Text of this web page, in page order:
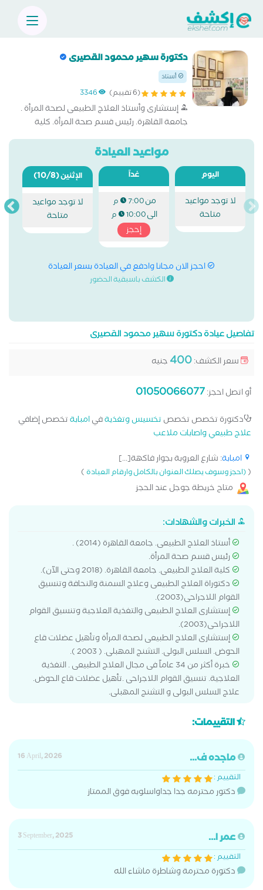
دكتورة سهير محمود القصيرى
أستاذ
(6 تقييم) 3346
إستشارى وأستاذ العلاج الطبيعى لصحة المرأة .
جامعة القاهرة. رئيس قسم صحة المرأة. كلية
العلاج الطبيعى. جامعة القاهرة. إستشارى العلاج
الطبيعى والتغذية العلاجية وعلاج السمنة
والنحافة. تنسيق القوام اللاجراحى. (العيادة
مخصصة للسيدات والأطفال فقط
مواعيد العيادة
اليوم
لا توجد مواعيد
متاحة
غداً
من7:00 م
الى10:00 م
إحجز
الإثنين(10/8)
لا توجد مواعيد
متاحة
احجز الان مجانا وادفع في العيادة بسعر العيادة
الكشف باسبقية الحضور
تفاصيل عيادة دكتورة سهير محمود القصيرى
سعر الكشف:400 جنيه
أو اتصل احجز:01050066077
دكتورة تخصص تخصص تخسيس وتغذيةفيامبابةتخصص إضافي
علاج طبيعي واصابات ملاعب
امبابة: شارع العروبة بجوار فاكهة[...]
((احجز وسوف يصلك العنوان بالكامل وارقام العيادة)
متاح خريطة جوجل عند الحجز
الخبرات والشهادات:
أستاذ العلاج الطبيعى. جامعة القاهرة (2014) .
رئيس قسم صحة المرأة.
كلية العلاج الطبيعى. جامعة القاهرة. (2018 وحتى الآن).
دكتوراة العلاج الطبيعى وعلاج السمنة والنحافة وتنسيق
القوام اللاجراحى(2003).
إستشارى العلاج الطبيعى والتغذية العلاجية وتنسيق القوام
اللاجراحى(2003).
إستشارى العلاج الطبيعى لصحة المرأة وتأهيل عضلات قاع
الحوض. السلس البولى. التشنج المهبلى. ( 2003 ).
خبرة أكثر من 34 عاماً فى مجال العلاج الطبيعى . التغذية
العلاجية. تنسيق القوام اللاجراحى .تأهيل عضلات قاع الحوض.
علاج السلس البولى و التشنج المهبلى.
التقييمات:
ماجده ف...
16 April, 2026
التقييم :
دكتور محترمه جدا جداواسلوبه فوق الممتاز
عمر ا...
3 September, 2025
التقييم :
دكتورة محترمة وشاطرة ماشاء الله